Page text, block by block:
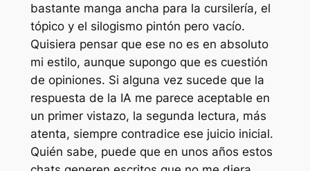
bastante manga ancha para la cursilería, el
tópico y el silogismo pintón pero vacío.
Quisiera pensar que ese no es en absoluto
mi estilo, aunque supongo que es cuestión
de opiniones. Si alguna vez sucede que la
respuesta de la IA me parece aceptable en
un primer vistazo, la segunda lectura, más
atenta, siempre contradice ese juicio inicial.
Quién sabe, puede que en unos años estos